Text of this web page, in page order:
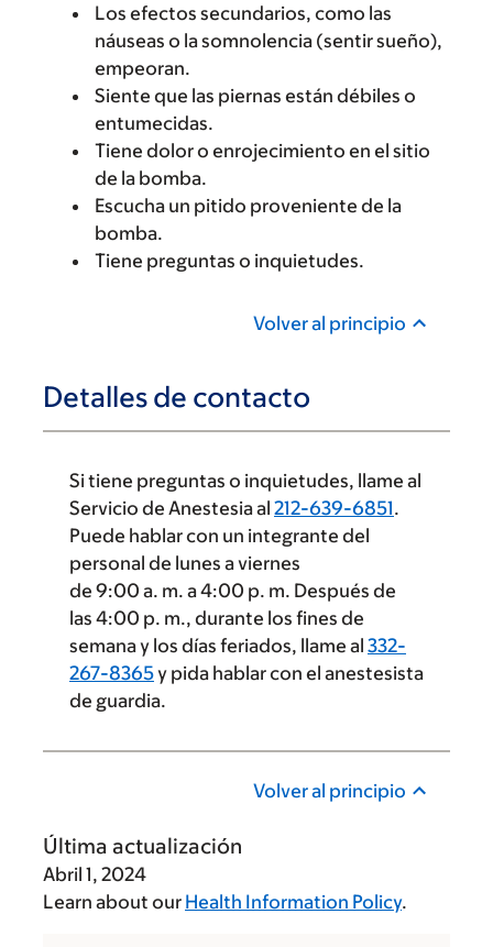
Los efectos secundarios, como las
náuseas o la somnolencia (sentir sueño),
empeoran.
Siente que las piernas están débiles o
entumecidas.
Tiene dolor o enrojecimiento en el sitio
de la bomba.
Escucha un pitido proveniente de la
bomba.
Tiene preguntas o inquietudes.
Volver al principio
Detalles de contacto
Si tiene preguntas o inquietudes, llame al
Servicio de Anestesia al 212-639-6851.
Puede hablar con un integrante del
personal de lunes a viernes
de 9:00 a. m. a 4:00 p. m. Después de
las 4:00 p. m., durante los fines de
semana y los días feriados, llame al 332-
267-8365y pida hablar con el anestesista
de guardia.
Volver al principio
Última actualización
Abril 1, 2024
Learn about our Health Information Policy.